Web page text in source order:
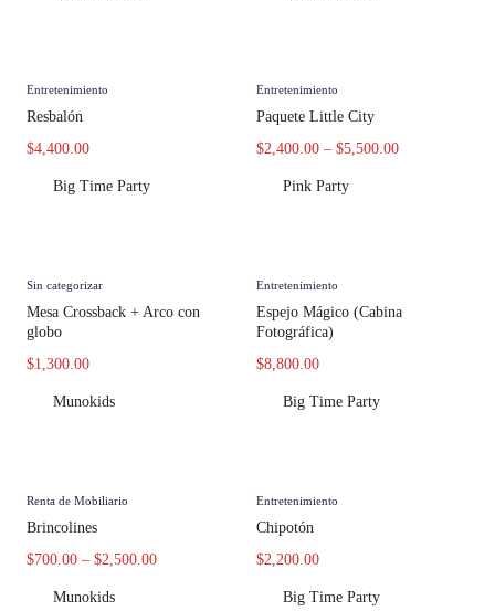
Entretenimiento
Resbalón
$4,400.00
Big Time Party
Entretenimiento
Paquete Little City
$2,400.00 – $5,500.00
Pink Party
Sin categorizar
Mesa Crossback + Arco con
globo
$1,300.00
Munokids
Entretenimiento
Espejo Mágico (Cabina
Fotográfica)
$8,800.00
Big Time Party
Renta de Mobiliario
Brincolines
$700.00 – $2,500.00
Munokids
Entretenimiento
Chipotón
$2,200.00
Big Time Party